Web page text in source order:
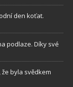
den koťat.
podlaze. Díky své
byla svědkem